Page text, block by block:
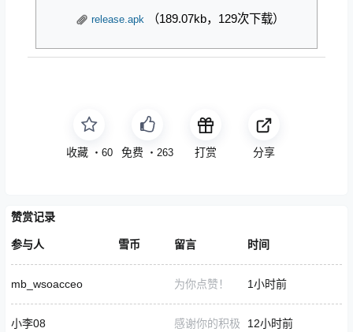
release.apk （189.07kb，129次下载）
收藏 ・ 60 点赞 ・ 263 打赏 分享
赞赏记录
参与人 雪币 留言 时间
mb_wsoacceo 为你点赞！ 1小时前
小李08
感谢你的积极
12小时前